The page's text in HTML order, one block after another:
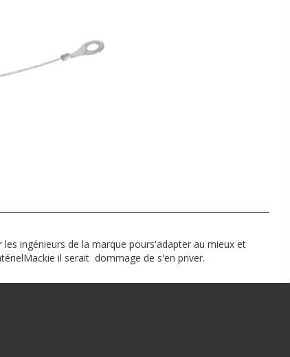
ingénieurs de la marque pours'adapter au mieux et
il serait dommage de s'en priver.